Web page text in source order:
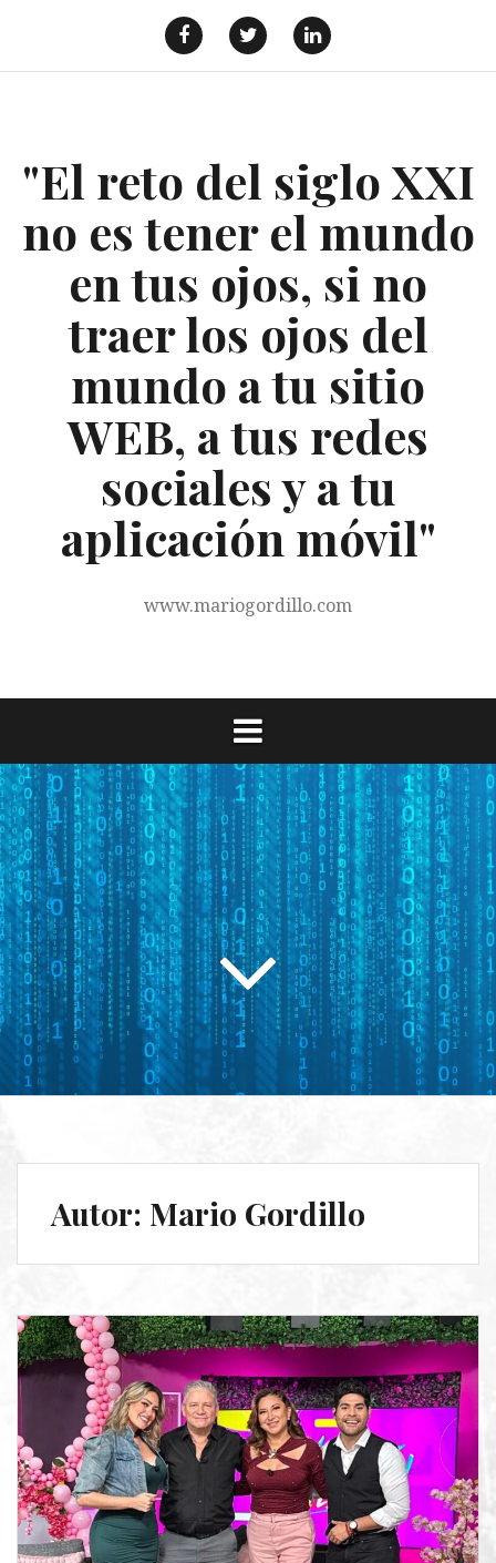
contenido
FacebookTwitter Linkedin
"El reto del siglo XXI
no es tener el mundo
en tus ojos, si no
traer los ojos del
mundo a tu sitio
WEB, a tus redes
sociales y a tu
aplicación móvil"
www.mariogordillo.com
Autor: Mario Gordillo